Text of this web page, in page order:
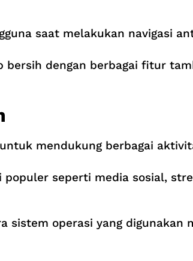
saat melakukan navigasi
dengan berbagai fitur
mendukung berbagai
seperti media sosial,
operasi yang digunakan